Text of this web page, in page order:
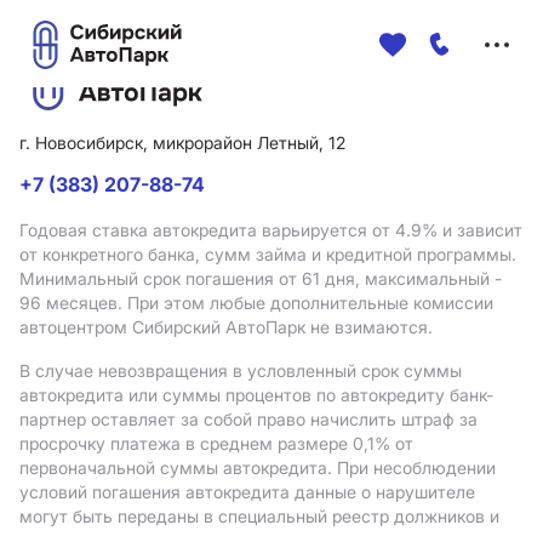
г. Новосибирск, микрорайон Летный, 12
+7 (383) 207-88-74
Годовая ставка автокредита варьируется от 4.9% и зависит
от конкретного банка, сумм займа и кредитной программы.
Минимальный срок погашения от 61 дня, максимальный -
96 месяцев. При этом любые дополнительные комиссии
автоцентром Сибирский АвтоПарк не взимаются.
В случае невозвращения в условленный срок суммы
автокредита или суммы процентов по автокредиту банк-
партнер оставляет за собой право начислить штраф за
просрочку платежа в среднем размере 0,1% от
первоначальной суммы автокредита. При несоблюдении
условий погашения автокредита данные о нарушителе
могут быть переданы в специальный реестр должников и